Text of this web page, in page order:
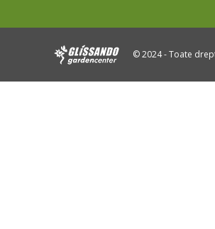
newnew
© 2024 - Toate